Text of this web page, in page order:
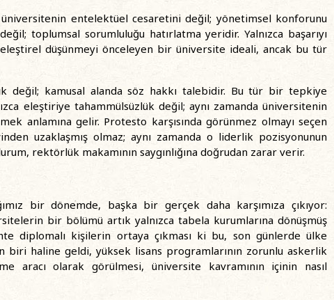
üniversitenin entelektüel cesaretini değil; yönetimsel konforunu
toplumsal sorumluluğu hatırlatma yeridir. Yalnızca başarıyı
düşünmeyi önceleyen bir üniversite ideali, ancak bu tür
değil; kamusal alanda söz hakkı talebidir. Bu tür bir tepkiye
eleştiriye tahammülsüzlük değil; aynı zamanda üniversitenin
anlamına gelir. Protesto karşısında görünmez olmayı seçen
uzaklaşmış olmaz; aynı zamanda o liderlik pozisyonunun
rektörlük makamının saygınlığına doğrudan zarar verir.
bir dönemde, başka bir gerçek daha karşımıza çıkıyor:
bir bölümü artık yalnızca tabela kurumlarına dönüşmüş
diplomalı kişilerin ortaya çıkması ki bu, son günlerde ülke
biri haline geldi, yüksek lisans programlarının zorunlu askerlik
aracı olarak görülmesi, üniversite kavramının içinin nasıl